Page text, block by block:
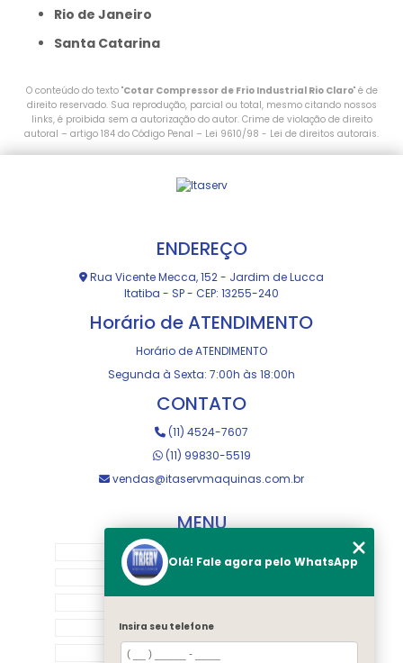
Rio de Janeiro
Santa Catarina
O conteúdo do texto "Cotar Compressor de Frio Industrial Rio Claro" é de
direito reservado. Sua reprodução, parcial ou total, mesmo citando nossos
links, é proibida sem a autorização do autor. Crime de violação de direito
autoral – artigo 184 do Código Penal – Lei 9610/98 - Lei de direitos autorais.
ENDEREÇO
Rua Vicente Mecca, 152 - Jardim de Lucca
Itatiba - SP - CEP: 13255-240
Horário de ATENDIMENTO
Horário de ATENDIMENTO
Segunda à Sexta: 7:00h às 18:00h
CONTATO
(11) 4524-7607
(11) 99830-5519
vendas@itaservmaquinas.com.br
MENU
MANUTENÇÃO E USINAGEM
LOJA
EQUIPAMENTOS
Olá! Fale agora pelo WhatsApp
Insira seu telefone